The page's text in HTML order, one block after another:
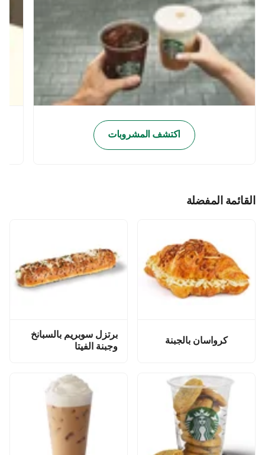
اكتشف المشروبات
القائمة المفضلة
كرواسان بالجبنة
برتزل سوبريم بالسبانخ
وجبنة الفيتا